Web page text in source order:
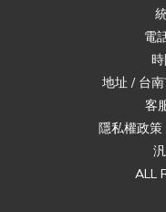
電
地址 / 台
客
隱私權政策
ALL